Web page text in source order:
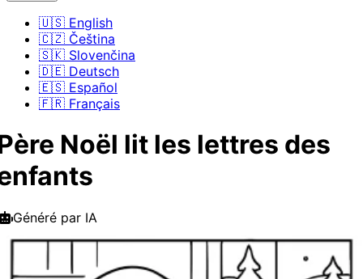
🇺🇸 English
🇨🇿 Čeština
🇸🇰 Slovenčina
🇩🇪 Deutsch
🇪🇸 Español
🇫🇷 Français
Noël lit les lettres des
Généré par IA